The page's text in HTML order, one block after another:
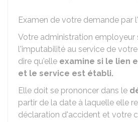
Examen de votre demande par
Votre administration employeur
l'imputabilité au service de
dire qu'elle examine si le lien
et le service est établi.
Elle doit se prononcer dans le
partir de la date à laquelle elle
déclaration d'accident et votre